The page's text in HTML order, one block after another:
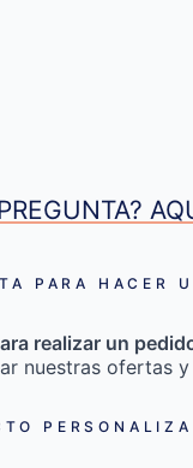
PARA HACER
realizar un
nuestras ofertas